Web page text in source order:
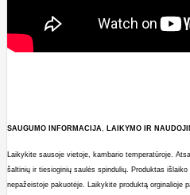
SAUGUMO INFORMACIJA, LAIKYMO IR
Laikykite sausoje vietoje, kambario temperatūroje.
šaltinių ir tiesioginių saulės spindulių. Produktas
nepažeistoje pakuotėje. Laikykite produktą orginalioje